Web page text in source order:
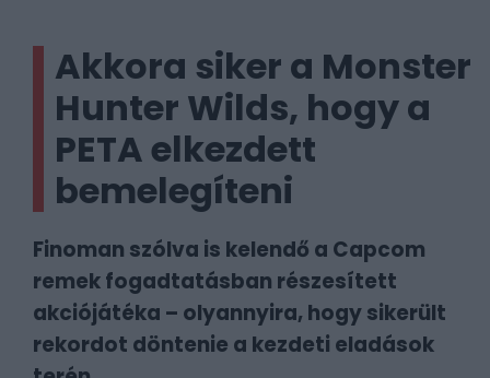
Akkora siker a Monster
Hunter Wilds, hogy a
PETA elkezdett
bemelegíteni
Finoman szólva is kelendő a Capcom
remek fogadtatásban részesített
akciójátéka – olyannyira, hogy sikerült
rekordot döntenie a kezdeti eladások